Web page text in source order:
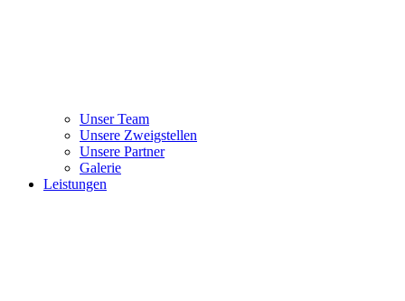
Unser Team
Unsere Zweigstellen
Unsere Partner
Galerie
Leistungen